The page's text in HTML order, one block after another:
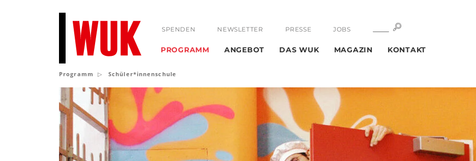
SPENDEN NEWSLETTER PRESSE JOBS SUCHE
PROGRAMM ANGEBOT DAS WUK MAGAZIN KONTAKT
Programm Schüler*innenschule